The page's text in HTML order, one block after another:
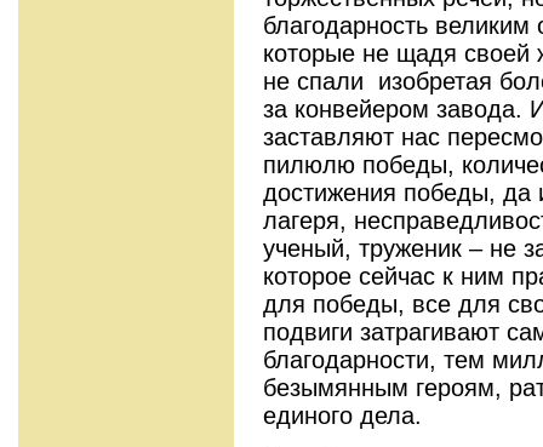
благодарность
которые не щадя своей
не спали изобретая
за конвейером завода.
заставляют нас
пилюлю победы,
достижения победы, да
лагеря,
ученый, труженик – не
которое сейчас к ним
для победы, все для
подвиги затрагивают
благодарности, тем
безымянным героям,
единого дела.